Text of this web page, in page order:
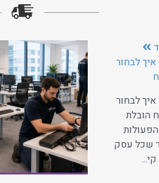
לבחור
לבחור
הובלת
שכל עסק